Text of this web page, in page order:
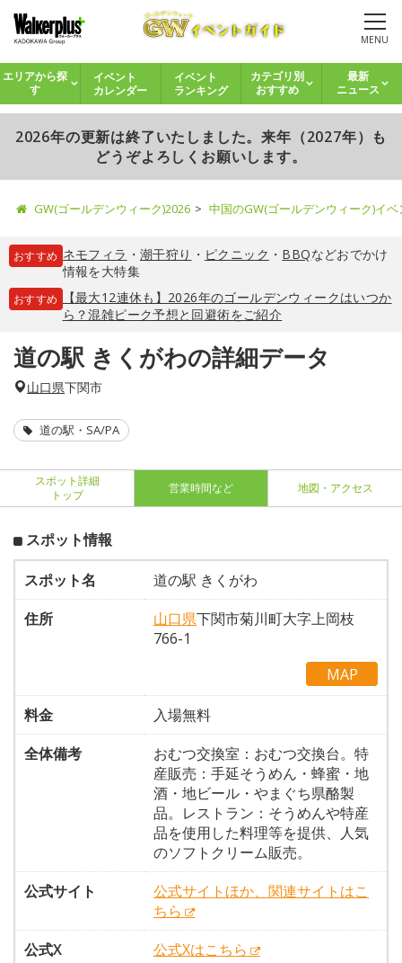
MENU
エリアから探
す
イベント
カレンダー
イベント
ランキング
カテゴリ別
おすすめ
最新
ニュース
2026年の更新は終了いたしました。来年（2027年）も
どうぞよろしくお願いします。
GW(ゴールデンウィーク)2026 中国のGW(ゴールデンウィーク)イ
おすすめ ネモフィラ ・ 潮干狩り ・ ピクニック ・ BBQなどおでかけ
情報を大特集
おすすめ
【最大12連休も】2026年のゴールデンウィークはいつか
ら？混雑ピーク予想と回避術をご紹介
道の駅 きくがわの詳細データ
山口県下関市
道の駅・SA/PA
スポット詳細
トップ
営業時間など 地図・アクセス
スポット情報
スポット名
道の駅 きくがわ
住所
山口県下関市菊川町大字上岡枝
766-1
MAP
料金
入場無料
全体備考
おむつ交換室：おむつ交換台。特
産販売：手延そうめん・蜂蜜・地
酒・地ビール・やまぐち県酪製
品。レストラン：そうめんや特産
品を使用した料理等を提供、人気
のソフトクリーム販売。
公式サイト
公式サイトほか、関連サイトはこ
ちら
公式X
公式Xはこちら